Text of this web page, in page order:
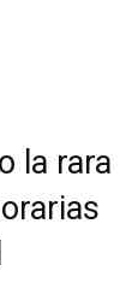
la rara